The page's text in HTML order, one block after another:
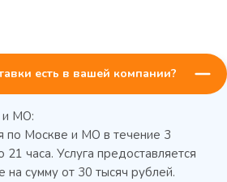
есть в вашей компании?
и МО:
по Москве и МО в течение 3
часа. Услуга предоставляется
на сумму от 30 тысяч рублей.